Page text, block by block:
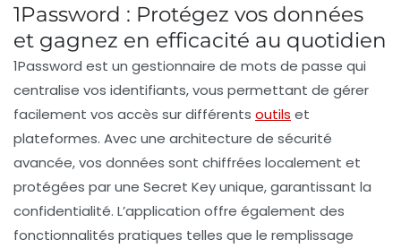
1Password : Protégez vos données
et gagnez en efficacité au quotidien
1Password est un gestionnaire de mots de passe qui
centralise vos identifiants, vous permettant de gérer
facilement vos accès sur différents outils et
plateformes. Avec une architecture de sécurité
avancée, vos données sont chiffrées localement et
protégées par une Secret Keyunique, garantissant la
confidentialité. L’application offre également des
fonctionnalités pratiques telles que le remplissage